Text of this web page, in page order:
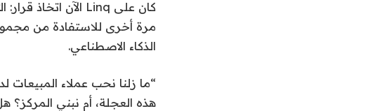
مرة أخرى للاستفادة من
الذكاء الاصطناعي.
“ما زلنا نحب عملاء المبيعات
هذه العجلة، أم نبني المركز؟